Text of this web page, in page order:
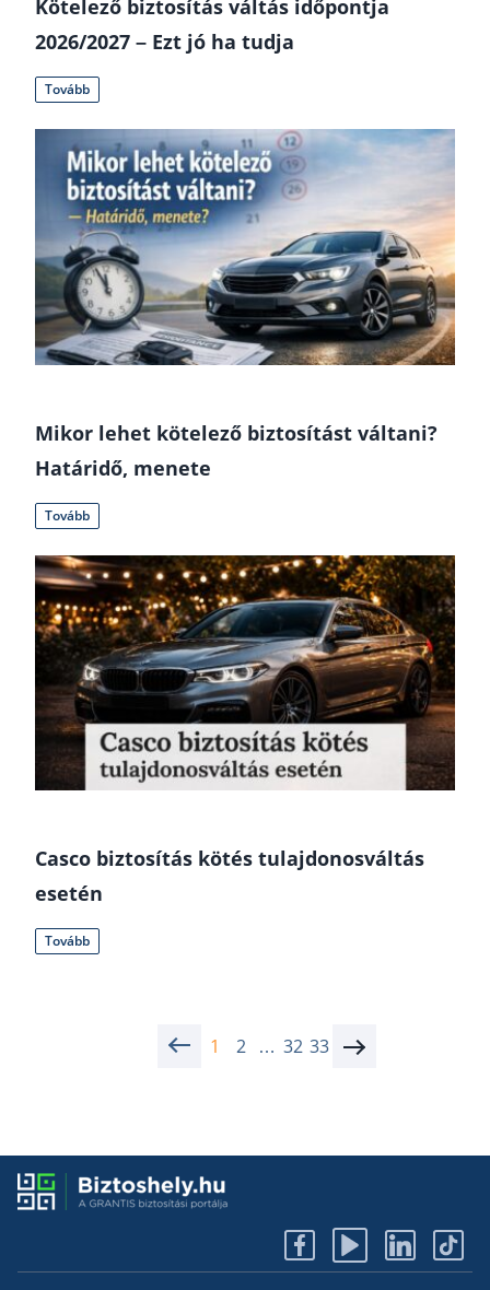
Kötelező biztosítás váltás időpontja
2026/2027 – Ezt jó ha tudja
Tovább
Mikor lehet kötelező biztosítást váltani?
Határidő, menete
Tovább
Casco biztosítás kötés tulajdonosváltás
esetén
Tovább
. 1 2 … 32 33 .